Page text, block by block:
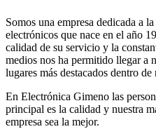
Somos una empresa dedicada a
electrónicos que nace en el año
calidad de su servicio y la
medios nos ha permitido llegar a
lugares más destacados dentro de
En Electrónica Gimeno las
principal es la calidad y nuestra
empresa sea la mejor.